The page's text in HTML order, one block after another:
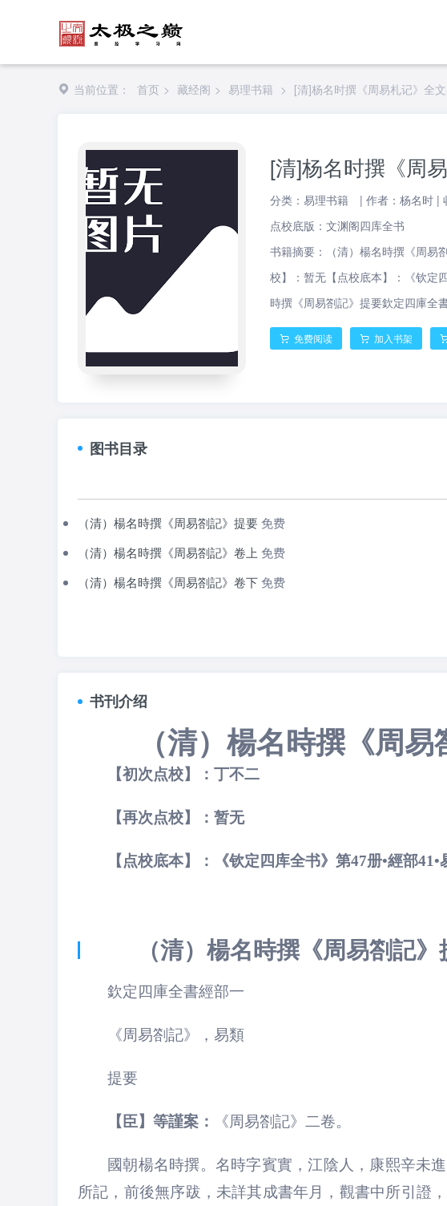
当前位置： 首页 > 藏经阁 > 易理书籍 > [清]杨名时撰《周易札记》全
[清]杨名时撰《周
分类： 易理书籍 | 作者：杨名时 |
点校底版：文渊阁四库全书
书籍摘要：（清）楊名時撰《周易
校】：暂无【点校底本】：《钦定
時撰《周易劄記》提要欽定四庫全
免费阅读 加入书架
图书目录
（清）楊名時撰《周易劄記》提要免费
（清）楊名時撰《周易劄記》卷上 免费
（清）楊名時撰《周易劄記》卷下免费
书刊介绍
（清）楊名時撰《周易
【初次点校】： 丁不二
【再次点校】：暂无
【点校底本】： 《钦定四库全书》 第47册•經部41•
（清）楊名時撰 《周易劄記》
欽定四庫全書經部一
《周易劄記》 ，易類
提要
【臣】等謹案： 《周易劄記》 二卷。
國朝楊名時撰。名時字賓實，江陰人，康熙辛未
所記，前後無序跋，未詳其成書年月，觀書中所引證